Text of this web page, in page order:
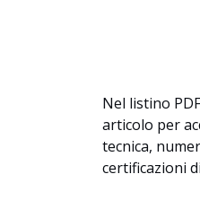
Nel listino
articolo per
tecnica,
certificazioni